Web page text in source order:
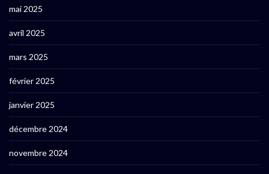
mai 2025
avril 2025
mars 2025
février 2025
janvier 2025
décembre 2024
novembre 2024